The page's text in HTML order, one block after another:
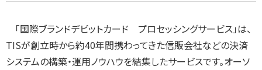
「国際ブランドデビットカード プロセッシングサービス」は、
TISが創立時から約40年間携わってきた信販会社などの決済
システムの構築・運用ノウハウを結集したサービスです。オーソ